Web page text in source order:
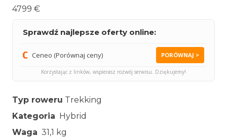
4799 €
Sprawdź najlepsze oferty online:
Ceneo (Porównaj ceny) PORÓWNAJ >
Korzystając z linków, wspierasz rozwój serwisu. Dziękujemy!
Typ roweru Trekking
Kategoria Hybrid
Waga 31,1 kg